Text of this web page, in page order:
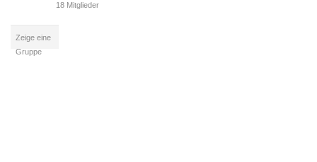
18 Mitglieder
Zeige eine
Gruppe